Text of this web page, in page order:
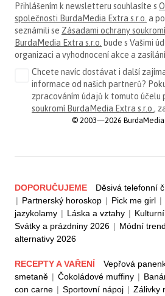
Přihlášením k newsletteru souhlasíte s
společnosti BurdaMedia Extra s.r.o. a
seznámili se Zásadami ochrany
BurdaMedia Extra s.r.o. bude s Vašimi
organizaci a vyhodnocení akce a zasílání
Chcete navíc dostávat i další
informace od našich partnerů?
zpracováním údajů k tomuto účelu
soukromí BurdaMedia Extra s.r.o. ,
© 2003—2026 BurdaMedia
DOPORUČUJEME Děsivá telefonní
| Partnerský horoskop | Pick me girl |
jazykolamy | Láska a vztahy |
Svátky a prázdniny 2026 | Módní
alternativy 2026
RECEPTY A VAŘENÍ Vepřová
smetaně | Čokoládové muffiny |
con carne | Sportovní nápoj | Zálivky